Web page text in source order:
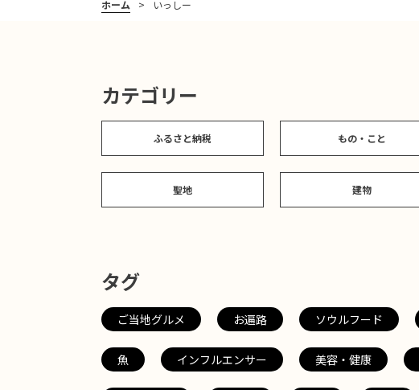
ホーム いっしー
カテゴリー
ふるさと納税 もの・こと
聖地 建物
タグ
ご当地グルメ お遍路 ソウルフード
魚 インフルエンサー 美容・健康